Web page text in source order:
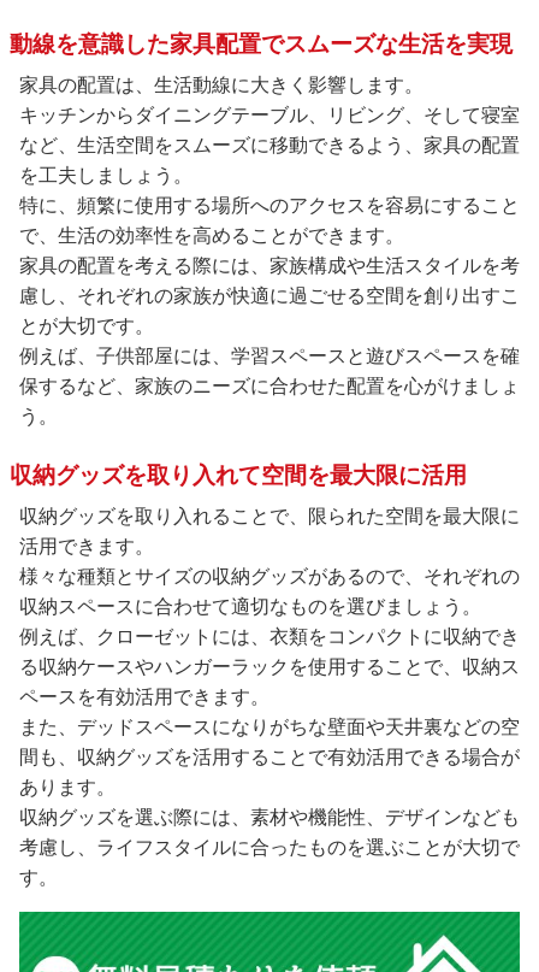
動線を意識した家具配置でスムーズな生活を実現
家具の配置は、生活動線に大きく影響します。
キッチンからダイニングテーブル、リビング、そして寝室
など、生活空間をスムーズに移動できるよう、家具の配置
を工夫しましょう。
特に、頻繁に使用する場所へのアクセスを容易にすること
で、生活の効率性を高めることができます。
家具の配置を考える際には、家族構成や生活スタイルを考
慮し、それぞれの家族が快適に過ごせる空間を創り出すこ
とが大切です。
例えば、子供部屋には、学習スペースと遊びスペースを確
保するなど、家族のニーズに合わせた配置を心がけましょ
う。
収納グッズを取り入れて空間を最大限に活用
収納グッズを取り入れることで、限られた空間を最大限に
活用できます。
様々な種類とサイズの収納グッズがあるので、それぞれの
収納スペースに合わせて適切なものを選びましょう。
例えば、クローゼットには、衣類をコンパクトに収納でき
る収納ケースやハンガーラックを使用することで、収納ス
ペースを有効活用できます。
また、デッドスペースになりがちな壁面や天井裏などの空
間も、収納グッズを活用することで有効活用できる場合が
あります。
収納グッズを選ぶ際には、素材や機能性、デザインなども
考慮し、ライフスタイルに合ったものを選ぶことが大切で
す。